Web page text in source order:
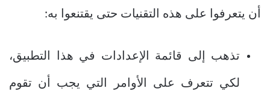
أن يتعرفوا على هذه التقنيات حتى يقتنعوا به:
تذهب إلى قائمة الإعدادات في هذا التطبيق،
لكي تتعرف على الأوامر التي يجب أن تقوم